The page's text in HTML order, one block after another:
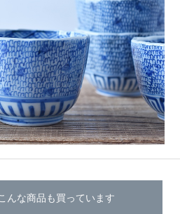
んな商品も買っています